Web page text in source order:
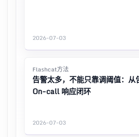
2026-07-03
Flashcat方法
告警太多，不能只靠调阈值：从
On-call 响应闭环
2026-07-03